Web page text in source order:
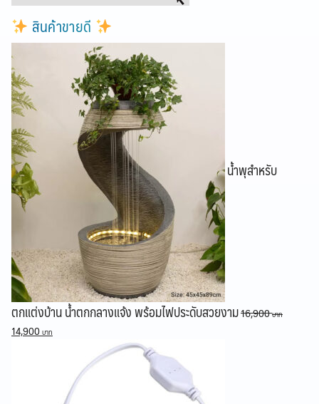
สินค้าขายดี
น้ำพุสำหรับ
ตกแต่งบ้าน น้ำตกกลางแจ้ง พร้อมไฟประดับสวยงาม16,900
Original
14,900
14,900 ฿.